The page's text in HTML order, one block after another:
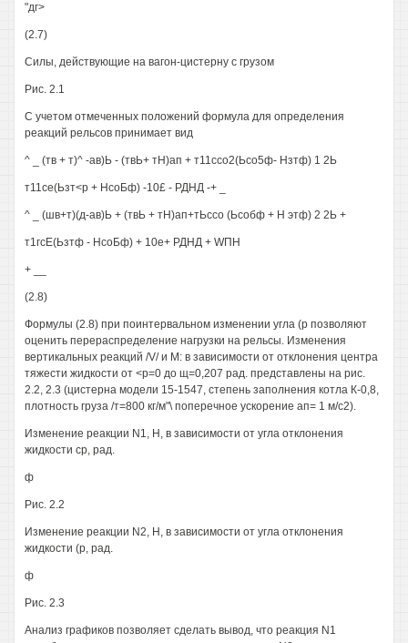
"дг>
(2.7)
Силы, действующие на вагон-цистерну с грузом
Рис. 2.1
С учетом отмеченных положений формула для определения
реакций рельсов принимает вид
^ _ (тв + т)^ -ав)Ь - (твЬ+ тН)ап + т11ссо2(Ьсо5ф- Нзтф) 1 2Ь
т11се(Ьзт<р + НсоБф) -10£ - РДНД -+ _
^ _ (шв+т)(д-ав)Ь + (твЬ + тН)ап+тЬссо (Ьсобф + Н этф) 2 2Ь +
т1гсЕ(Ьзтф - НсоБф) + 10е+ РДНД + WПH
+ __
(2.8)
Формулы (2.8) при поинтервальном изменении угла (р позволяют
оценить перераспределение нагрузки на рельсы. Изменения
вертикальных реакций /V/ и М: в зависимости от отклонения центра
тяжести жидкости от <р=0 до щ=0,207 рад. представлены на рис.
2.2, 2.3 (цистерна модели 15-1547, степень заполнения котла К-0,8,
плотность груза /т=800 кг/м"\ поперечное ускорение ап= 1 м/с2).
Изменение реакции N1, Н, в зависимости от угла отклонения
жидкости ср, рад.
ф
Рис. 2.2
Изменение реакции N2, Н, в зависимости от угла отклонения
жидкости (р, рад.
ф
Рис. 2.3
Анализ графиков позволяет сделать вывод, что реакция N1